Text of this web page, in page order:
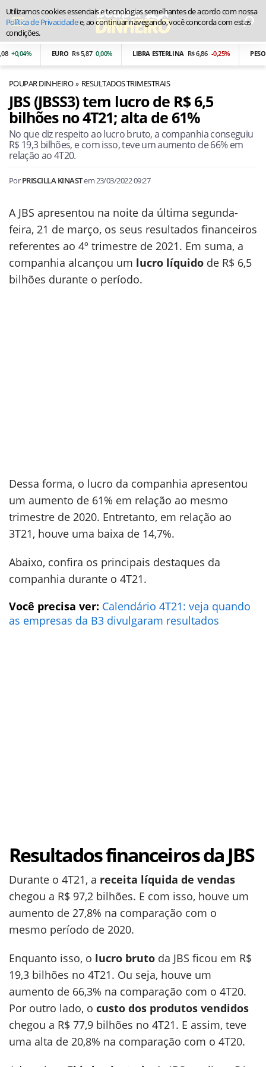
+0,04% EURO R$ 5,87 0,00% LIBRA ESTERLINA R$ 6,86 -0,25% PESO
POUPAR DINHEIRO RESULTADOS TRIMESTRAIS
JBS (JBSS3) tem lucro de R$ 6,5
bilhões no 4T21; alta de 61%
No que diz respeito ao lucro bruto, a companhia conseguiu
R$ 19,3 bilhões, e com isso, teve um aumento de 66% em
relação ao 4T20.
PorPRISCILLA KINASTem23/03/2022 09:27
A JBS apresentou na noite da última segunda-
feira, 21 de março, os seus resultados financeiros
referentes ao 4º trimestre de 2021. Em suma, a
companhia alcançou um lucro líquido de R$ 6,5
bilhões durante o período.
Dessa forma, o lucro da companhia apresentou
um aumento de 61% em relação ao mesmo
trimestre de 2020. Entretanto, em relação ao
3T21, houve uma baixa de 14,7%.
Abaixo, confira os principais destaques da
companhia durante o 4T21.
Você precisa ver: Calendário 4T21: veja quando
as empresas da B3 divulgaram resultados
Resultados financeiros da JBS
Durante o 4T21, a receita líquida de vendas
chegou a R$ 97,2 bilhões. E com isso, houve um
aumento de 27,8% na comparação com o
mesmo período de 2020.
Enquanto isso, o lucro bruto da JBS ficou em R$
19,3 bilhões no 4T21. Ou seja, houve um
aumento de 66,3% na comparação com o 4T20.
Por outro lado, o custo dos produtos vendidos
chegou a R$ 77,9 bilhões no 4T21. E assim, teve
uma alta de 20,8% na comparação com o 4T20.
Utilizamos cookies essenciais e tecnologias semelhantes de acordo com nossa
Política de Privacidadee, ao continuar navegando, você concorda com estas
condições.